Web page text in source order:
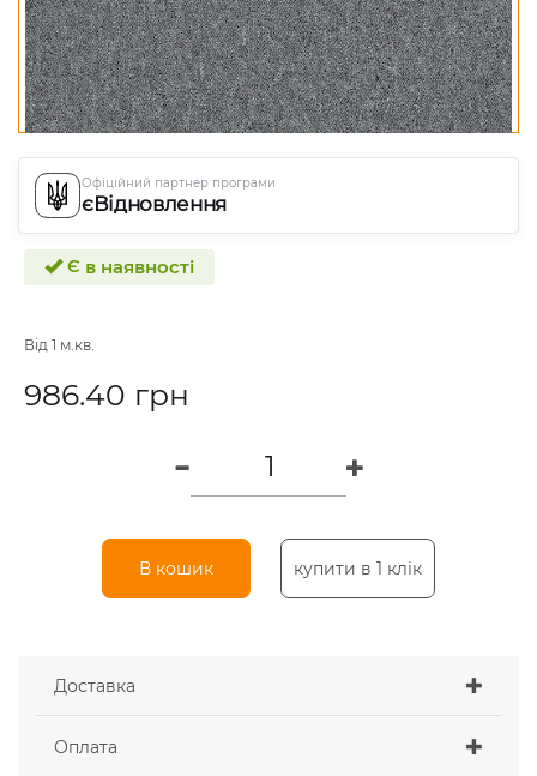
Офіційний партнер програми
єВідновлення
Є в наявності
Від 1 м.кв.
986.40 грн
В кошик купити в 1 клік
Доставка
Оплата